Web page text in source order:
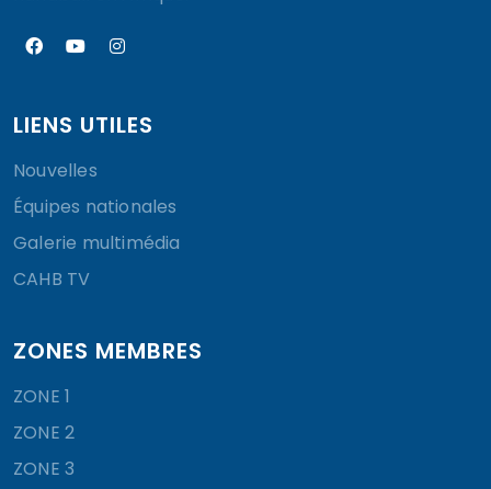
LIENS UTILES
Nouvelles
Équipes nationales
Galerie multimédia
CAHB TV
ZONES MEMBRES
ZONE 1
ZONE 2
ZONE 3